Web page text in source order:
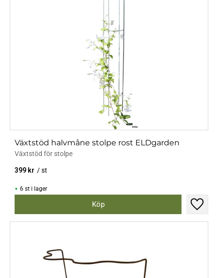
Växtstöd halvmåne stolpe rost ELDgarden
Växtstöd för stolpe
399 kr /st
Lägg
6 st i lager